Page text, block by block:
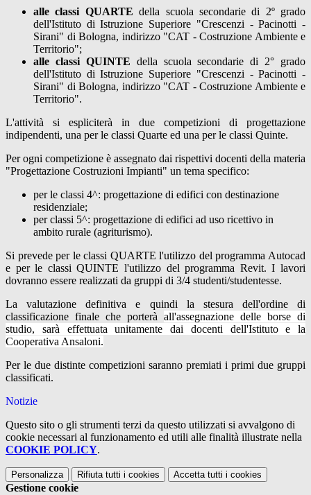
alle classi QUARTE della scuola secondarie di 2º grado
dell'Istituto di Istruzione Superiore "Crescenzi - Pacinotti -
Sirani" di Bologna, indirizzo "CAT - Costruzione Ambiente e
Territorio";
alle classi QUINTE della scuola secondarie di 2° grado
dell'Istituto di Istruzione Superiore "Crescenzi - Pacinotti -
Sirani" di Bologna, indirizzo "CAT - Costruzione Ambiente e
Territorio".
L'attività si espliciterà in due competizioni di progettazione
indipendenti, una per le classi Quarte ed una per le classi Quinte.
Per ogni competizione è assegnato dai rispettivi docenti della materia
"Progettazione Costruzioni Impianti" un tema specifico:
per le classi 4^: progettazione di edifici con destinazione
residenziale;
per classi 5^: progettazione di edifici ad uso ricettivo in
ambito rurale (agriturismo).
Si prevede per le classi QUARTE l'utilizzo del programma Autocad
e per le classi QUINTE l'utilizzo del programma Revit. I lavori
dovranno essere realizzati da gruppi di 3/4 studenti/studentesse.
La valutazione definitiva e quindi la stesura dell'ordine di
classificazione finale che porterà all'assegnazione delle borse di
studio, sarà effettuata unitamente dai docenti dell'Istituto e la
Cooperativa Ansaloni.
Per le due distinte competizioni saranno premiati i primi due gruppi
classificati.
Notizie
Questo sito o gli strumenti terzi da questo utilizzati si avvalgono di
cookie necessari al funzionamento ed utili alle finalità illustrate nella
COOKIE POLICY.
Personalizza Rifiuta tutti i cookies Accetta tutti i cookies
Gestione cookie